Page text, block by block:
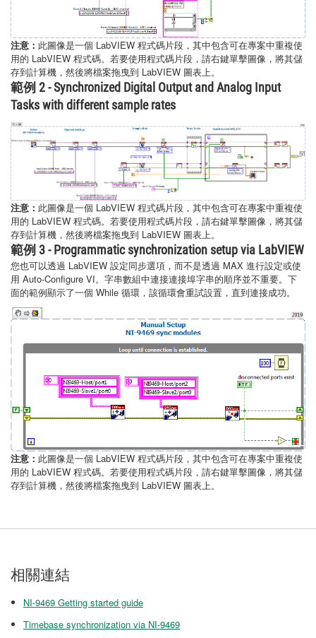
注意： 此圖像是一個 LabVIEW 程式碼片段，其中包含可在專案中重複使
用的 LabVIEW 程式碼。若要使用程式碼片段，請右鍵單擊圖像，將其儲
存到計算機，然後將檔案拖曳到 LabVIEW 圖表上。
範例 2 - Synchronized Digital Output and Analog Input
Tasks with different sample rates
注意： 此圖像是一個 LabVIEW 程式碼片段，其中包含可在專案中重複使
用的 LabVIEW 程式碼。若要使用程式碼片段，請右鍵單擊圖像，將其儲
存到計算機，然後將檔案拖曳到 LabVIEW 圖表上。
範例 3 - Programmatic synchronization setup via LabVIEW
您也可以透過 LabVIEW 設定同步選項，而不是透過 MAX 進行設定或使
用 Auto-Configure VI。字串數組中連接連接埠字串的順序並不重要。下
面的範例顯示了一個 While 循環，該循環會重試設置，直到連接成功。
注意： 此圖像是一個 LabVIEW 程式碼片段，其中包含可在專案中重複使
用的 LabVIEW 程式碼。若要使用程式碼片段，請右鍵單擊圖像，將其儲
存到計算機，然後將檔案拖曳到 LabVIEW 圖表上。
相關連結
NI-9469 Getting started guide
Timebase synchronization via NI-9469